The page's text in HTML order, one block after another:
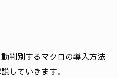
判別するマクロの導入方法
していきます。